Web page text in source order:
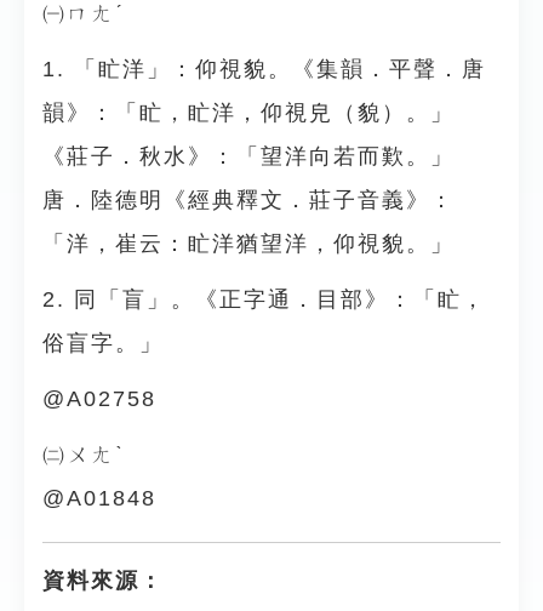
㈠ㄇㄤˊ
1. 「盳洋」：仰視貌。《集韻．平聲．唐
韻》：「盳，盳洋，仰視皃（貌）。」
《莊子．秋水》：「望洋向若而歎。」
唐．陸德明《經典釋文．莊子音義》：
「洋，崔云：盳洋猶望洋，仰視貌。」
2. 同「盲」。《正字通．目部》：「盳，
俗盲字。」
@A02758
㈡ㄨㄤˋ
@A01848
資料來源：